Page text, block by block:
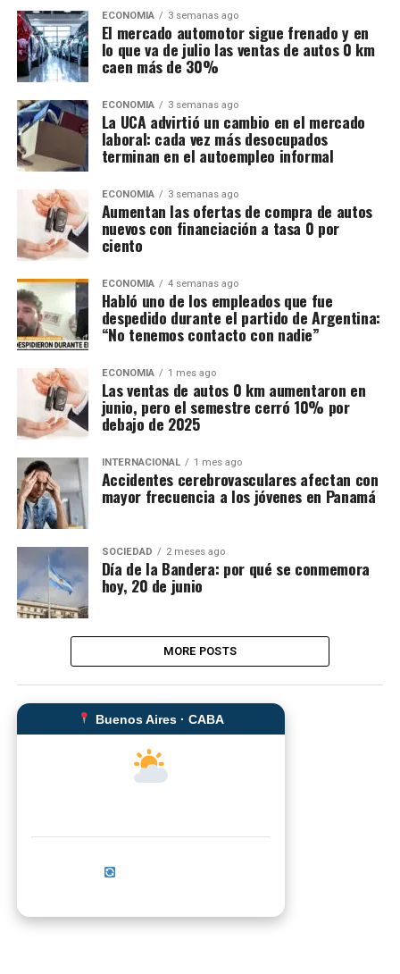
ECONOMIA 3 semanas ago
El mercado automotor sigue frenado y en
lo que va de julio las ventas de autos 0 km
caen más de 30%
ECONOMIA 3 semanas ago
La UCA advirtió un cambio en el mercado
laboral: cada vez más desocupados
terminan en el autoempleo informal
ECONOMIA 3 semanas ago
Aumentan las ofertas de compra de autos
nuevos con financiación a tasa 0 por
ciento
ECONOMIA 4 semanas ago
Habló uno de los empleados que fue
despedido durante el partido de Argentina:
“No tenemos contacto con nadie”
ECONOMIA 1 mes ago
Las ventas de autos 0 km aumentaron en
junio, pero el semestre cerró 10% por
debajo de 2025
INTERNACIONAL 1 mes ago
Accidentes cerebrovasculares afectan con
mayor frecuencia a los jóvenes en Panamá
SOCIEDAD 2 meses ago
Día de la Bandera: por qué se conmemora
hoy, 20 de junio
MORE POSTS
Buenos Aires · CABA